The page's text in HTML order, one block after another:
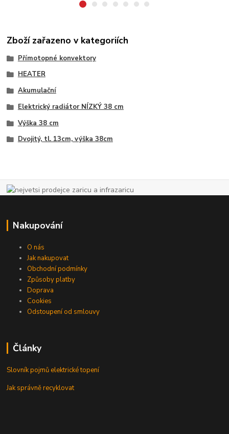
Zboží zařazeno v kategoriích
Přímotopné konvektory
HEATER
Akumulační
Elektrický radiátor NÍZKÝ 38 cm
Výška 38 cm
Dvojitý, tl. 13cm, výška 38cm
Nakupování
O nás
Jak nakupovat
Obchodní podmínky
Způsoby platby
Doprava
Cookies
Odstoupení od smlouvy
Články
Slovník pojmů elektrické topení
Jak správně recyklovat